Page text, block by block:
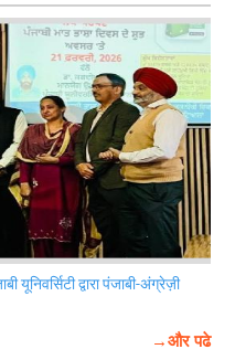
यूनिवर्सिटी द्वारा पंजाबी-अंग्रेज़ी
→और पढे